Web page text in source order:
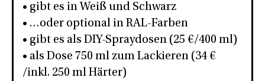
• gibt es in Weiß und Schwarz
• …oder optional in RAL-Farben
• gibt es als DIY-Spraydosen (25 €/400 ml)
• als Dose 750 ml zum Lackieren (34 €
/inkl. 250 ml Härter)